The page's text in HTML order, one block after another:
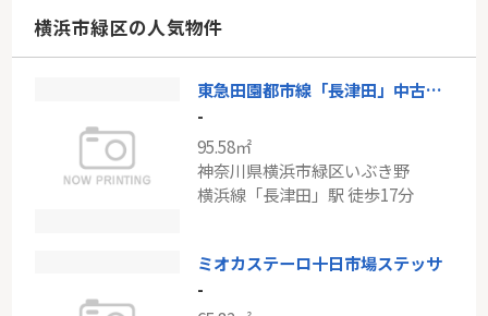
東急東横線「新丸子」駅 徒歩4分
53.25㎡
東京都品川区上大崎１丁目
横浜市緑区の人気物件
東急田園都市線「長津田」中古戸建
-
95.58㎡
神奈川県横浜市緑区いぶき野
横浜線「長津田」駅 徒歩17分
ミオカステーロ十日市場ステッサ
-